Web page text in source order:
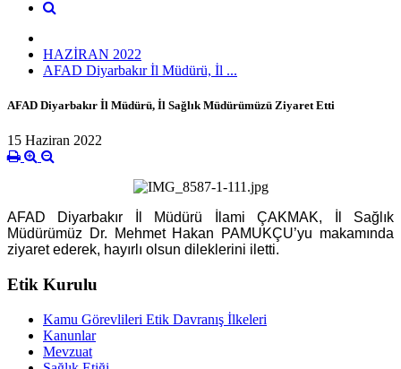
HAZİRAN 2022
AFAD Diyarbakır İl Müdürü, İl ...
AFAD Diyarbakır İl Müdürü, İl Sağlık Müdürümüzü Ziyaret Etti
15 Haziran 2022
AFAD Diyarbakır İl Müdürü İlami ÇAKMAK, İl Sağlık
Müdürümüz Dr. Mehmet Hakan PAMUKÇU’yu makamında
ziyaret ederek, hayırlı olsun dileklerini iletti.
Etik Kurulu
Kamu Görevlileri Etik Davranış İlkeleri
Kanunlar
Mevzuat